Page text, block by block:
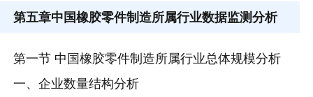
第五章中国橡胶零件制造所属行业数据监测分析
第一节 中国橡胶零件制造所属行业总体规模分析
一、企业数量结构分析